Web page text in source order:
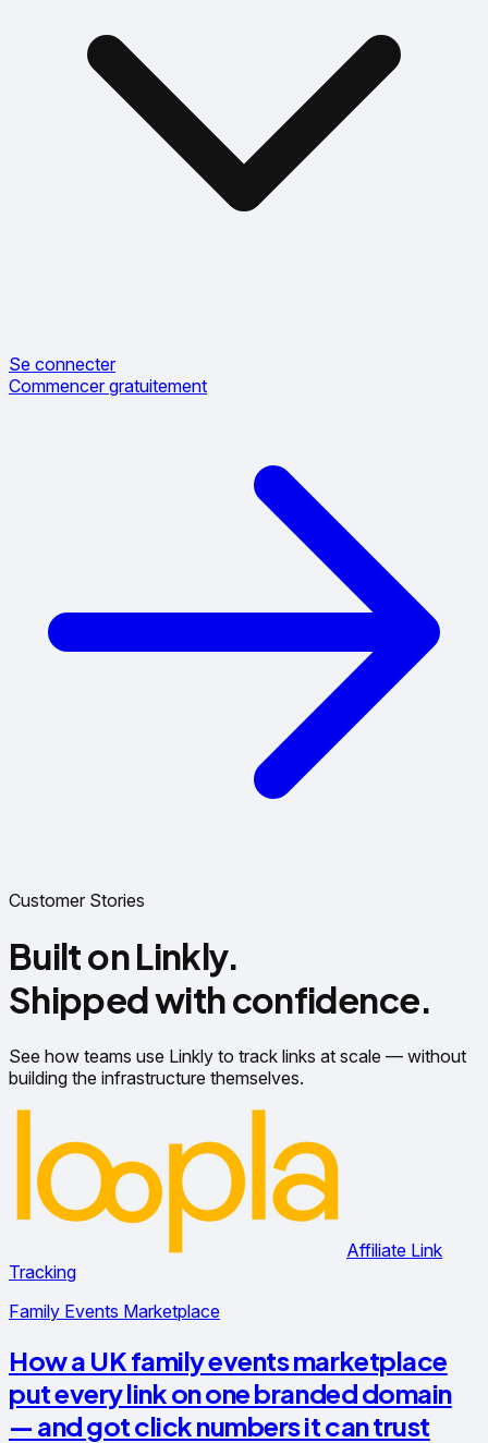
Se connecter
Commencer gratuitement
Customer Stories
Built on Linkly.
Shipped with confidence.
See how teams use Linkly to track links at scale — without
building the infrastructure themselves.
Affiliate Link
Tracking
Family Events Marketplace
How a UK family events marketplace
put every link on one branded domain
— and got click numbers it can trust